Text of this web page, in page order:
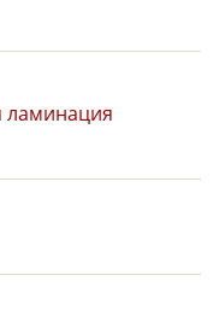
ламинация